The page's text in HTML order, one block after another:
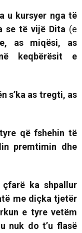
u kursyer nga të
se të vijë Dita (e
as miqësi, as
keqbërësit e
s’ka as tregti, as
që fshehin të
premtimin dhe
ka shpallur
me diçka tjetër
e tyre vetëm
nuk do t’u flasë